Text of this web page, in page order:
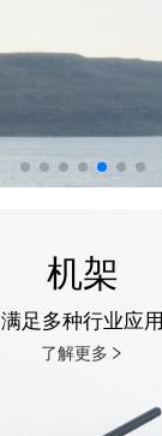
机架
满足多种行业应用
了解更多